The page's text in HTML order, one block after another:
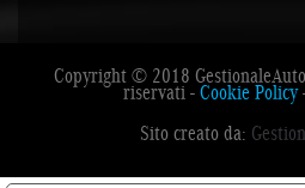
Copyright © 2018
riservati -Cookie Policy
Sito creato da: